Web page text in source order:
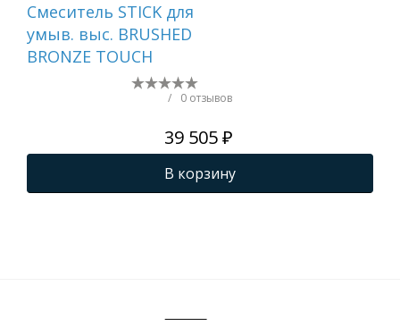
Смеситель STICK для
умыв. выс. BRUSHED
BRONZE TOUCH
/ 0 отзывов
39 505 ₽
В корзину